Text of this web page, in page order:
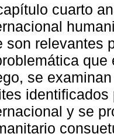
cuarto
son relevantes
se
identificados
y se